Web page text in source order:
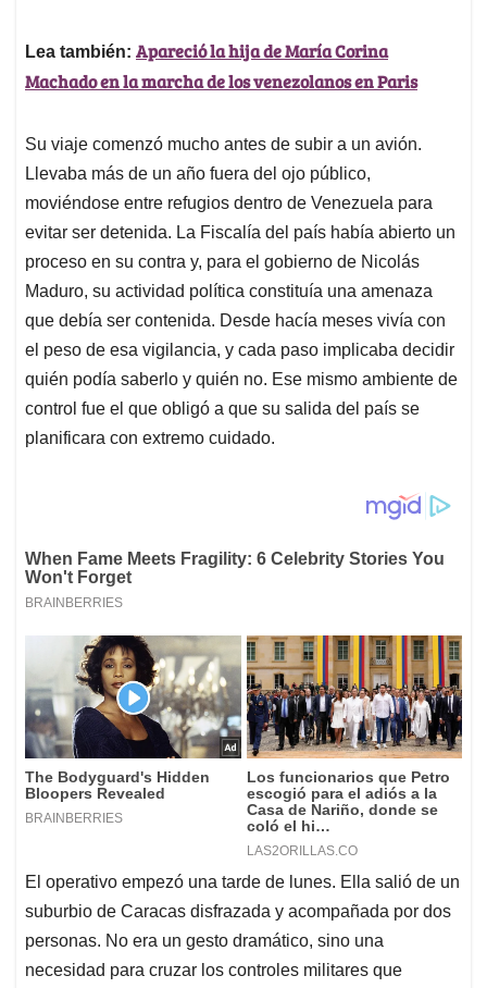
Lea también: Apareció la hija de María Corina
Machado en la marcha de los venezolanos en Paris
Su viaje comenzó mucho antes de subir a un avión.
Llevaba más de un año fuera del ojo público,
moviéndose entre refugios dentro de Venezuela para
evitar ser detenida. La Fiscalía del país había abierto un
proceso en su contra y, para el gobierno de Nicolás
Maduro, su actividad política constituía una amenaza
que debía ser contenida. Desde hacía meses vivía con
el peso de esa vigilancia, y cada paso implicaba decidir
quién podía saberlo y quién no. Ese mismo ambiente de
control fue el que obligó a que su salida del país se
planificara con extremo cuidado.
El operativo empezó una tarde de lunes. Ella salió de un
suburbio de Caracas disfrazada y acompañada por dos
personas. No era un gesto dramático, sino una
necesidad para cruzar los controles militares que